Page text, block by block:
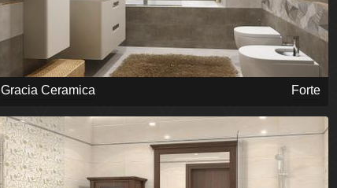
Gracia Ceramica Forte